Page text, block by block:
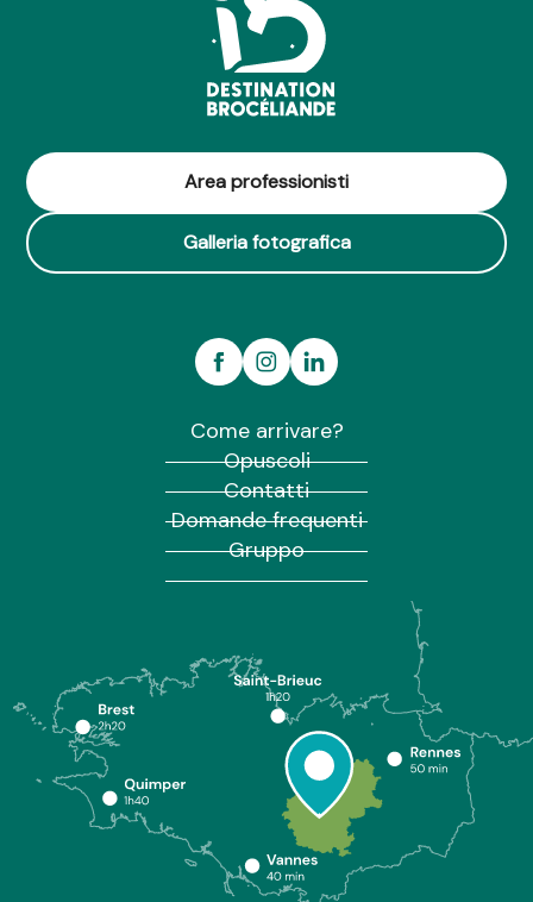
Area professionisti
Galleria fotografica
Come arrivare?
Opuscoli
Contatti
Domande frequenti
Gruppo